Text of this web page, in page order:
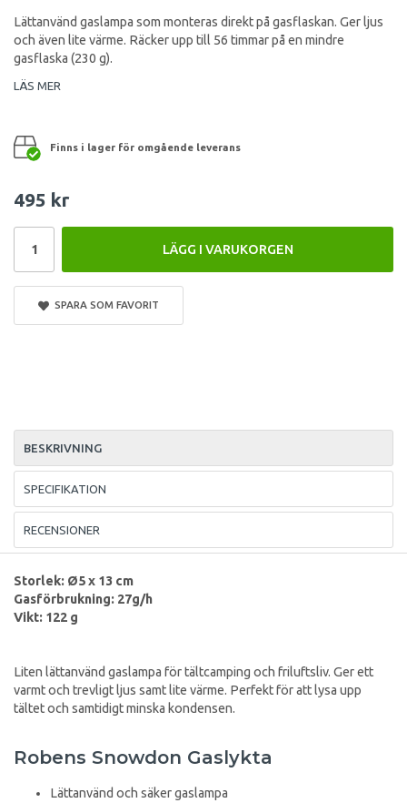
Lättanvänd gaslampa som monteras direkt på gasflaskan. Ger ljus
och även lite värme. Räcker upp till 56 timmar på en mindre
gasflaska (230 g).
LÄS MER
Finns i lager för omgående leverans
495 kr
LÄGG I VARUKORGEN
SPARA SOM FAVORIT
BESKRIVNING
SPECIFIKATION
RECENSIONER
Storlek: Ø5 x 13 cm
Gasförbrukning: 27g/h
Vikt: 122 g
Liten lättanvänd gaslampa för tältcamping och friluftsliv. Ger ett
varmt och trevligt ljus samt lite värme. Perfekt för att lysa upp
tältet och samtidigt minska kondensen.
Robens Snowdon Gaslykta
Lättanvänd och säker gaslampa